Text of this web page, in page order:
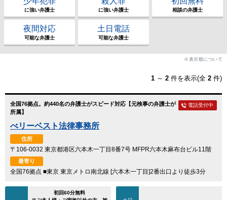
に強い弁護士 に強い弁護士 相談の弁護士
夜間対応
可能な弁護士
土日電話
可能な弁護士
※表示順について
1 ～ 2 件を表示(全 2 件)
全国76拠点。約440名の弁護士がスピード対応【元検事の弁護士が
所属】
べリーベスト法律事務所
住所
〒106-0032 東京都港区六本木一丁目8番7号 MFPR六本木麻布台ビル11階
最寄り
全国76拠点 ■東京 東京メトロ南北線 [六本木一丁目]2番出口より徒歩3分
電話受付中
初回60分無料